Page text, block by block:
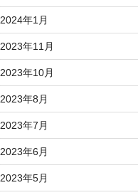
2024年1月
2023年11月
2023年10月
2023年8月
2023年7月
2023年6月
2023年5月